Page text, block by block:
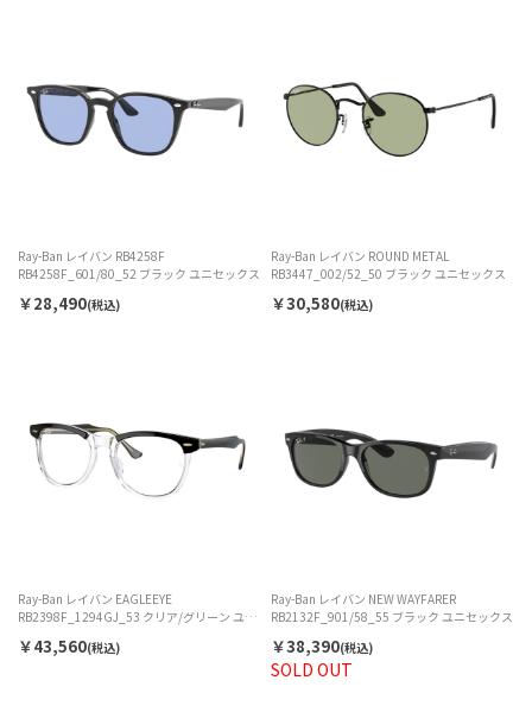
Ray-Ban レイバン RB4258F
RB4258F_601/80_52 ブラック ユニセックス
￥28,490(税込)
Ray-Ban レイバン ROUND METAL
RB3447_002/52_50 ブラック ユニセックス
￥30,580(税込)
Ray-Ban レイバン EAGLEEYE
RB2398F_1294GJ_53 クリア/グリーン ユニ
￥43,560(税込)
SOLD OUT
Ray-Ban レイバン NEW WAYFARER
RB2132F_901/58_55 ブラック ユニセックス
￥38,390(税込)